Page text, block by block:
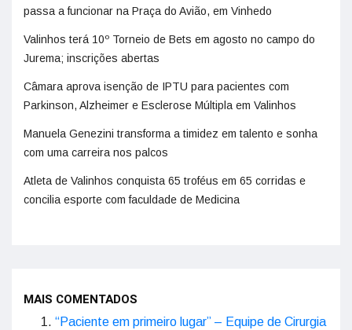
passa a funcionar na Praça do Avião, em Vinhedo
Valinhos terá 10º Torneio de Bets em agosto no campo do
Jurema; inscrições abertas
Câmara aprova isenção de IPTU para pacientes com
Parkinson, Alzheimer e Esclerose Múltipla em Valinhos
Manuela Genezini transforma a timidez em talento e sonha
com uma carreira nos palcos
Atleta de Valinhos conquista 65 troféus em 65 corridas e
concilia esporte com faculdade de Medicina
MAIS COMENTADOS
“Paciente em primeiro lugar” – Equipe de Cirurgia